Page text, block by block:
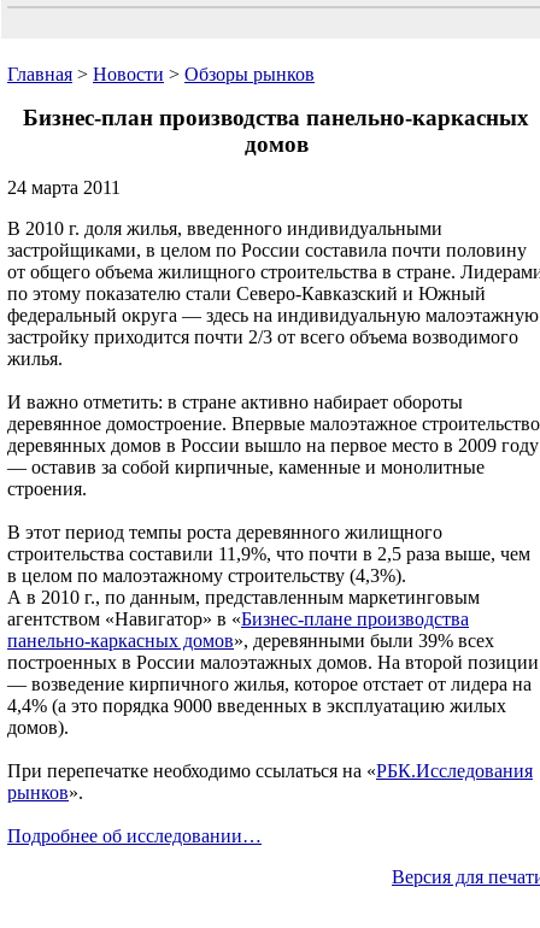
Главная > Новости > Обзоры рынков
Бизнес-план производства панельно-каркасных
домов
24 марта 2011
В 2010 г. доля жилья, введенного индивидуальными
застройщиками, в целом по России составила почти половину
от общего объема жилищного строительства в стране.
по этому показателю стали Северо-Кавказский и Южный
федеральный округа — здесь на индивидуальную малоэтажную
застройку приходится почти 2/3 от всего объема возводимого
жилья.
И важно отметить: в стране активно набирает обороты
деревянное домостроение. Впервые малоэтажное строительство
деревянных домов в России вышло на первое место в 2009 году
— оставив за собой кирпичные, каменные и монолитные
строения.
В этот период темпы роста деревянного жилищного
строительства составили 11,9%, что почти в 2,5 раза выше, чем
в целом по малоэтажному строительству (4,3%).
А в 2010 г., по данным, представленным маркетинговым
агентством «Навигатор» в «Бизнес-плане производства
панельно-каркасных домов», деревянными были 39% всех
построенных в России малоэтажных домов. На второй позиции
— возведение кирпичного жилья, которое отстает от лидера на
4,4% (а это порядка 9000 введенных в эксплуатацию жилых
домов).
При перепечатке необходимо ссылаться на «РБК.Исследования
рынков».
Подробнее об исследовании…
Версия для